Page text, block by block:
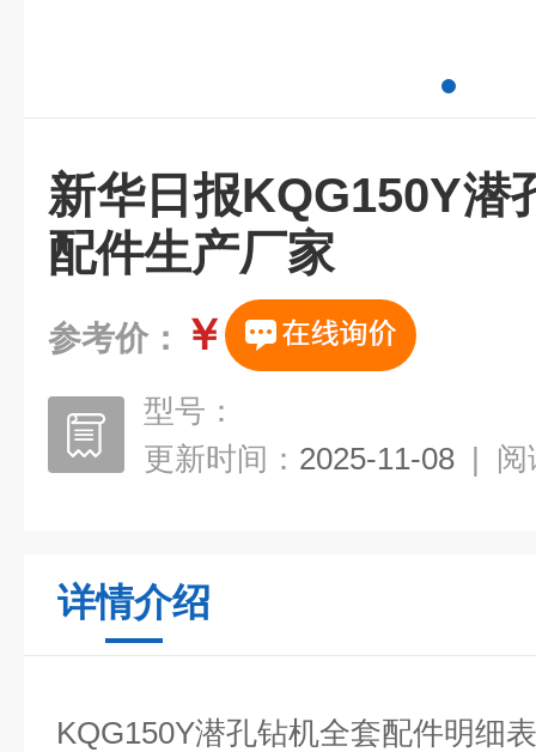
新华日报KQG150Y潜
配件生产厂家
参考价： ￥
型号：
更新时间： 2025-11-08 | 阅
详情介绍
KQG150Y潜孔钻机全套配件明细表